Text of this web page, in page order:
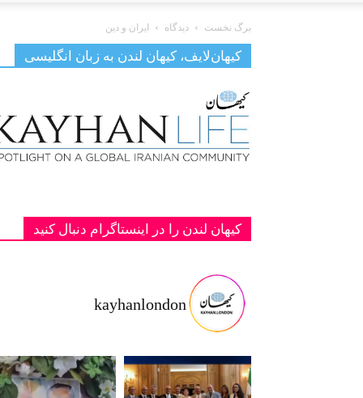
برگ نخست دیدگاه ایران و دین
کیهان‌لایف، کیهان لندن به زبان انگلیسی
کیهان لندن را در اینستاگرام دنبال کنید
kayhanlondon
‏‏‏ ‏‏ ‏ دانمارک؛ یادبود دو پادشاه فقید پهلوی ج